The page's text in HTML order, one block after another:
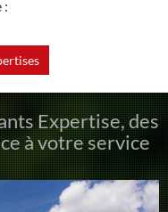
:
Expertise, des
à votre service